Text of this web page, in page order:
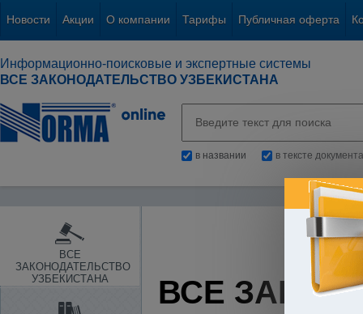
Новости Акции О компании Тарифы Публичная оферта
Информационно-поисковые и экспертные системы
ВСЕ ЗАКОНОДАТЕЛЬСТВО УЗБЕКИСТАНА
в названии в тексте документа
ВСЕ
ЗАКОНОДАТЕЛЬСТВО
УЗБЕКИСТАНА
ВСЕ